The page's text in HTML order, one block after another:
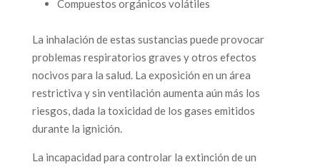
Compuestos orgánicos volátiles
La inhalación de estas sustancias puede provocar
problemas respiratorios graves y otros efectos
nocivos para la salud. La exposición en un área
restrictiva y sin ventilación aumenta aún más los
riesgos, dada la toxicidad de los gases emitidos
durante la ignición.
La incapacidad para controlar la extinción de un